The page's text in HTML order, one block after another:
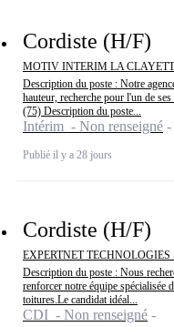
Cordiste (H/F)
MOTIV INTERIM LA
Description du poste : Notre
hauteur, recherche pour l'un de
(75) Description du poste...
Intérim - Non renseigné
Publié il y a 28 jours
Cordiste (H/F)
EXPERTNET
Description du poste : Nous
renforcer notre équipe spécialisée
toitures.Le candidat idéal...
CDI - Non renseigné